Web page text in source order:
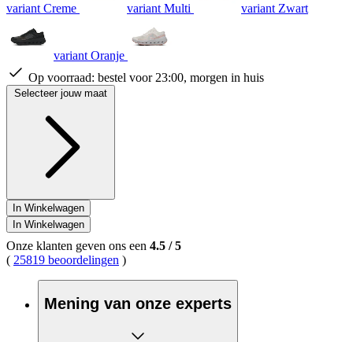
variant Creme variant Multi variant Zwart
variant Oranje
Op voorraad: bestel voor 23:00, morgen in huis
Selecteer jouw maat
In Winkelwagen
In Winkelwagen
Onze klanten geven ons een 4.5 /5
( 25819 beoordelingen )
Mening van onze experts